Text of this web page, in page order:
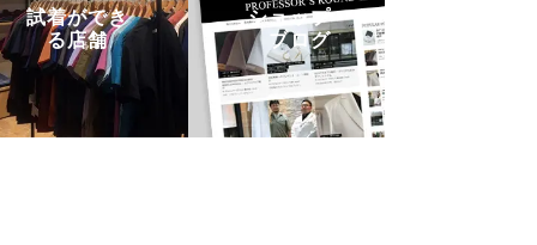
試着ができ
る店舗
ショップ・
ブログ